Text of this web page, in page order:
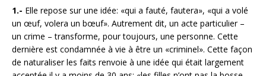
1.- Elle repose sur une idée: «qui a fauté, fautera», «qui a volé
un œuf, volera un bœuf». Autrement dit, un acte particulier –
un crime – transforme, pour toujours, une personne. Cette
dernière est condamnée à vie à être un «criminel». Cette façon
de naturaliser les faits renvoie à une idée qui était largement